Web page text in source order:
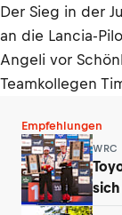
Der Sieg in der
an die Lancia-
Angeli vor
Teamkollegen
Empfehlungen
WRC